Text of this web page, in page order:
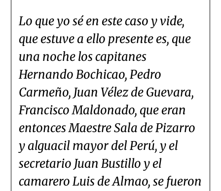
Lo que yo sé en este caso y vide,
que estuve a ello presente es, que
una noche los capitanes
Hernando Bochicao, Pedro
Carmeño, Juan Vélez de Guevara,
Francisco Maldonado, que eran
entonces Maestre Sala de Pizarro
y alguacil mayor del Perú, y el
secretario Juan Bustillo y el
camarero Luis de Almao, se fueron